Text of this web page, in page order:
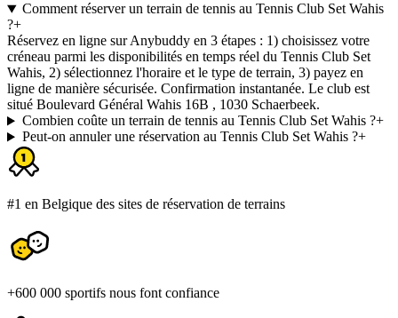
Comment réserver un terrain de tennis au Tennis Club Set Wahis
?+
Réservez en ligne sur Anybuddy en 3 étapes : 1) choisissez votre
créneau parmi les disponibilités en temps réel du Tennis Club Set
Wahis, 2) sélectionnez l'horaire et le type de terrain, 3) payez en
ligne de manière sécurisée. Confirmation instantanée. Le club est
situé Boulevard Général Wahis 16B , 1030 Schaerbeek.
Combien coûte un terrain de tennis au Tennis Club Set Wahis ?+
Peut-on annuler une réservation au Tennis Club Set Wahis ?+
#1 en Belgique des sites de réservation de terrains
+600 000 sportifs nous font confiance